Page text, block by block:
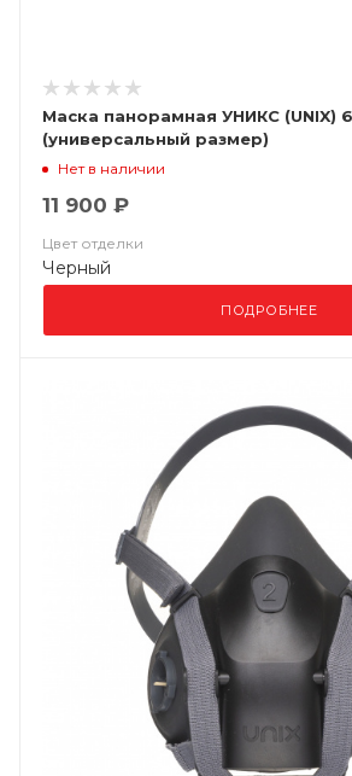
Маска панорамная УНИКС (UNIX)
(универсальный размер)
Нет в наличии
11 900 ₽
Цвет отделки
Черный
ПОДРОБНЕЕ